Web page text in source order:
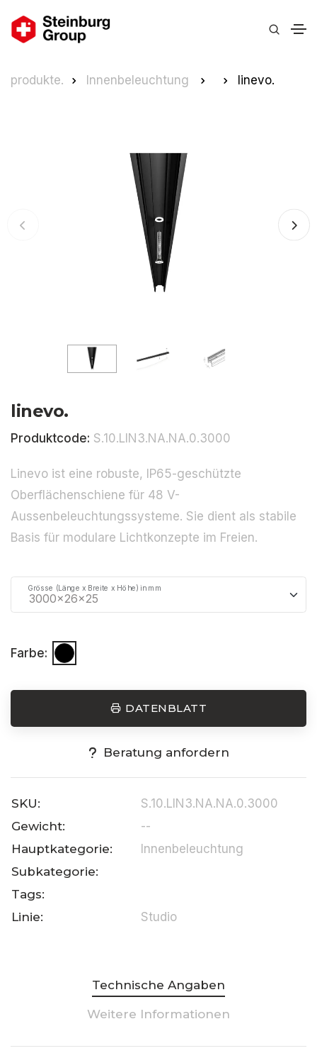
produkte. Innenbeleuchtung linevo.
linevo.
Produktcode: S.10.LIN3.NA.NA.0.3000
Linevo ist eine robuste, IP65-geschützte
Oberflächenschiene für 48 V-
Aussenbeleuchtungssysteme. Sie dient als stabile
Basis für modulare Lichtkonzepte im Freien.
Grösse (Länge x Breite x Höhe) in mm
Farbe:
DATENBLATT
Beratung anfordern
SKU:
S.10.LIN3.NA.NA.0.3000
Gewicht:
--
Hauptkategorie:
Innenbeleuchtung
Subkategorie:
Tags:
Linie:
Studio
Technische Angaben
Weitere Informationen